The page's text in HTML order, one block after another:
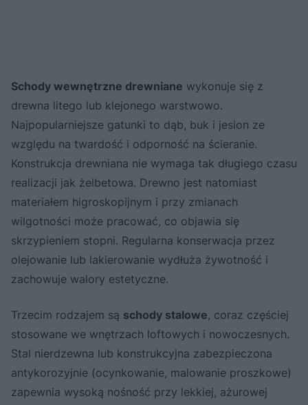
Schody wewnętrzne drewniane wykonuje się z
drewna litego lub klejonego warstwowo.
Najpopularniejsze gatunki to dąb, buk i jesion ze
względu na twardość i odporność na ścieranie.
Konstrukcja drewniana nie wymaga tak długiego czasu
realizacji jak żelbetowa. Drewno jest natomiast
materiałem higroskopijnym i przy zmianach
wilgotności może pracować, co objawia się
skrzypieniem stopni. Regularna konserwacja przez
olejowanie lub lakierowanie wydłuża żywotność i
zachowuje walory estetyczne.
Trzecim rodzajem są schody stalowe, coraz częściej
stosowane we wnętrzach loftowych i nowoczesnych.
Stal nierdzewna lub konstrukcyjna zabezpieczona
antykorozyjnie (ocynkowanie, malowanie proszkowe)
zapewnia wysoką nośność przy lekkiej, ażurowej